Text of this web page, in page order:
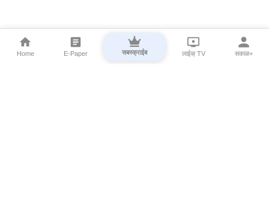
Home E-Paper सबस्क्राईब लाईव्ह TV सकाळ+